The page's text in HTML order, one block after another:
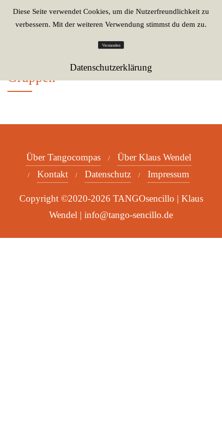
Gruppen
Über Tangocompas
Über Klaus Wendel
Kontakt
Datenschutz Impressum
Copyright ©2020-2026 TANGOsencillo | Klaus
Wendel | info@tango-sencillo.de
Diese Seite verwendet Cookies, um die Nutzerfreundlichkeit zu
verbessern. Mit der weiteren Verwendung stimmst du dem zu.
Verstanden
Datenschutzerklärung